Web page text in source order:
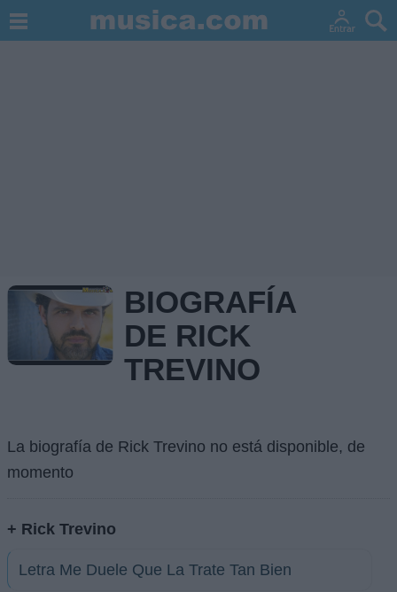
BIOGRAFÍA
DE RICK
TREVINO
La biografía de Rick Trevino no está disponible, de
momento
+ Rick Trevino
Letra Me Duele Que La Trate Tan Bien